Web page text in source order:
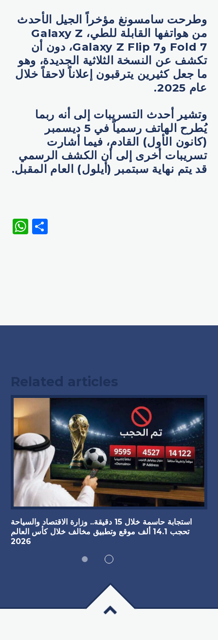
وطرحت سامسونغ مؤخراً الجيل الأحدث
من هواتفها القابلة للطي، Galaxy Z
Fold 7 وGalaxy Z Flip 7، دون أن
تكشف عن النسخة الثلاثية الجديدة، وهو
ما جعل كثيرين يترقبون إعلاناً لاحقاً خلال
عام 2025.
وتشير أحدث التسريبات إلى أنه ربما
يُطرح الهاتف رسمياً في 5 ديسمبر
(كانون الأول) القادم، فيما أشارت
تسريبات أخرى إلى أن الكشف الرسمي
قد يتم نهاية سبتمبر (أيلول) العام المقبل.
WhatsApp
Related articles
استجابة حاسمة خلال 15 دقيقة.. وزارة الاقتصاد والسياحة
تحجب 14.1 ألف موقع وتطبيق مخالف خلال كأس العالم
2026